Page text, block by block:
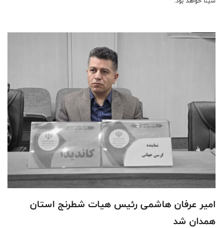
امیر عرفان هاشمی رئیس هیات شطرنج استان
همدان شد